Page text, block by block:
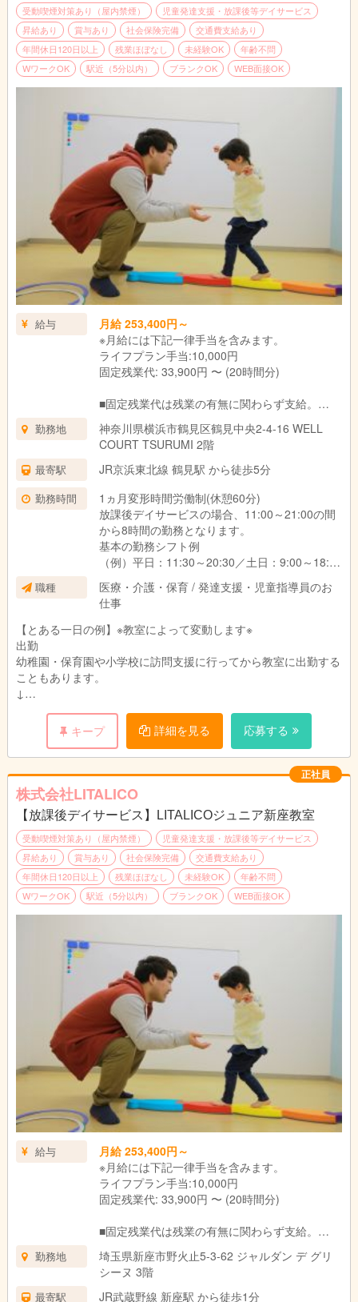
受動喫煙対策あり（屋内禁煙）
児童発達支援・放課後等デイサービス
昇給あり
賞与あり 社会保険完備
交通費支給あり
年間休日120日以上
残業ほぼなし 未経験OK
年齢不問
WワークOK
駅近（5分以内） ブランクOK WEB面接OK
給与
月給 253,400円～
※月給には下記一律手当を含みます。
ライフプラン手当:10,000円
固定残業代: 33,900円 〜 (20時間分)
■固定残業代は残業の有無に関わらず支給。
上記の想定時間を超えた場合は、別途割増賃金
を支給いたします。
■試用期間3ヶ月あり。
期間中の待遇に変更はありません。
勤務地
神奈川県横浜市鶴見区鶴見中央2-4-16 WELL
COURT TSURUMI 2階
最寄駅 JR京浜東北線 鶴見駅 から徒歩5分
勤務時間
1ヵ月変形時間労働制(休憩60分)
放課後デイサービスの場合、11:00～21:00の間
から8時間の勤務となります。
基本の勤務シフト例
（例）平日：11:30～20:30／土日：9:00～18:00
※働き方や対象のお子さま、教室によって異なり
ます。
職種
医療・介護・保育 / 発達支援・児童指導員のお
仕事
【とある一日の例】※教室によって変動します※
出勤
幼稚園・保育園や小学校に訪問支援に行ってから教室に出勤する
こともあります。
↓
指導準備
個別支援計画に沿って指導の準備をします。
プリントやカードの他、おもちゃやタブレットを使うことも。
↓
個別支援計画の作成
お子さまひとり一人に6か月間の個別支援計画を作成していま
す。
↓
お昼|休憩・ランチタイムです。
↓
指導
個別支援計画に基づきお子さまに指導を実施します。
個別指導では45分の指導をし、小集団指導では1時間半～3時間
の指導をします。
終礼|スタッフ間でお子さま保護者さまの情報共有や翌日の準備
をします。
退勤|本日もお疲れさまでした！
キープ 詳細を見る 応募する
正社員
株式会社LITALICO
【放課後デイサービス】LITALICOジュニア新座教室
受動喫煙対策あり（屋内禁煙）
児童発達支援・放課後等デイサービス
昇給あり
賞与あり 社会保険完備
交通費支給あり
年間休日120日以上
残業ほぼなし 未経験OK
年齢不問
WワークOK
駅近（5分以内） ブランクOK WEB面接OK
給与
月給 253,400円～
※月給には下記一律手当を含みます。
ライフプラン手当:10,000円
固定残業代: 33,900円 〜 (20時間分)
■固定残業代は残業の有無に関わらず支給。
上記の想定時間を超えた場合は、別途割増賃金
を支給いたします。
■試用期間3ヶ月あり。
期間中の待遇に変更はありません。
勤務地
埼玉県新座市野火止5-3-62 ジャルダン デ グリ
シーヌ 3階
最寄駅 JR武蔵野線 新座駅 から徒歩1分